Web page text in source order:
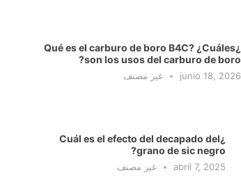
¿Qué es el carburo de boro B4C? ¿Cuáles
son los usos del carburo de boro?
junio 18, 2026 غير مصنف
¿Cuál es el efecto del decapado del
grano de sic negro?
abril 7, 2025 غير مصنف